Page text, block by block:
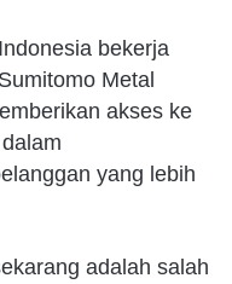
bekerja
Metal
akses ke
yang lebih
adalah salah